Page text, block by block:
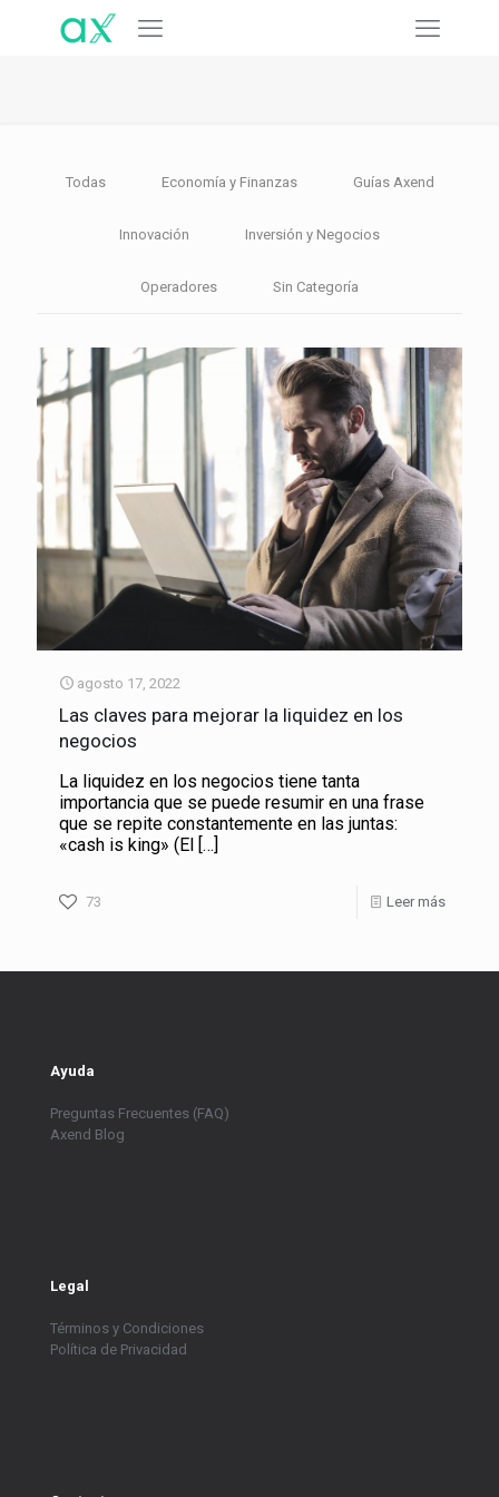
Todas Economía y Finanzas Guías Axend
Innovación Inversión y Negocios
Operadores Sin Categoría
agosto 17, 2022
Las claves para mejorar la liquidez en los
negocios
La liquidez en los negocios tiene tanta
importancia que se puede resumir en una frase
que se repite constantemente en las juntas:
«cash is king» (El […]
73 Leer más
Ayuda
Preguntas Frecuentes (FAQ)
Axend Blog
Legal
Términos y Condiciones
Política de Privacidad